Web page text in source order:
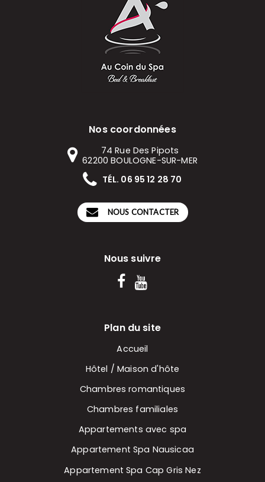
Nos coordonnées
74 Rue Des Pipots
62200 BOULOGNE-SUR-MER
TÉL. 06 95 12 28 70
NOUS CONTACTER
Nous suivre
Plan du site
Accueil
Hôtel / Maison d'hôte
Chambres romantiques
Chambres familiales
Appartements avec spa
Appartement Spa Nausicaa
Appartement Spa Cap Gris Nez